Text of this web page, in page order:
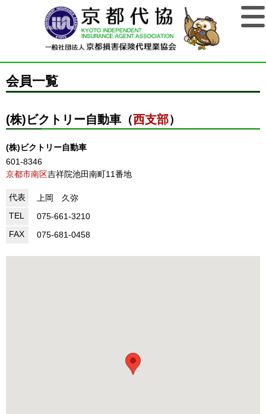
会員一覧
(株)ビクトリー自動車（西支部）
(株)ビクトリー自動車
601-8346
京都市南区吉祥院池田南町11番地
代表
上岡 久弥
TEL
075-661-3210
FAX
075-681-0458